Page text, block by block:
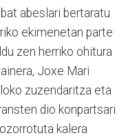
abeslari bertaratu
ekimenetan parte
zen herriko ohitura
Joxe Mari
zuzendaritza eta
dio konpartsari.
kalera